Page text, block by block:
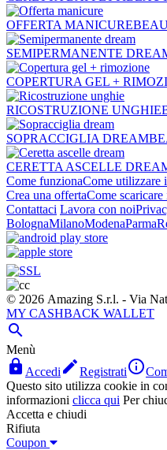
OFFERTA MANICURE
SEMIPERMANENTE
COPERTURA GEL +
RICOSTRUZIONE UNGHIE
SOPRACCIGLIA DREAM
CERETTA ASCELLE
Come funzionaCome utilizzare
Crea una offertaCome scaricare
Contattaci Lavora con noi
BolognaMilanoModenaParma
© 2026 Amazing S.r.l. - Via
MY CASHBACK WALLET

Menù
 Accedi Registrati
Questo sito utilizza cookie in
informazioni clicca qui Per
Accetta e chiudi
Rifiuta
Coupon